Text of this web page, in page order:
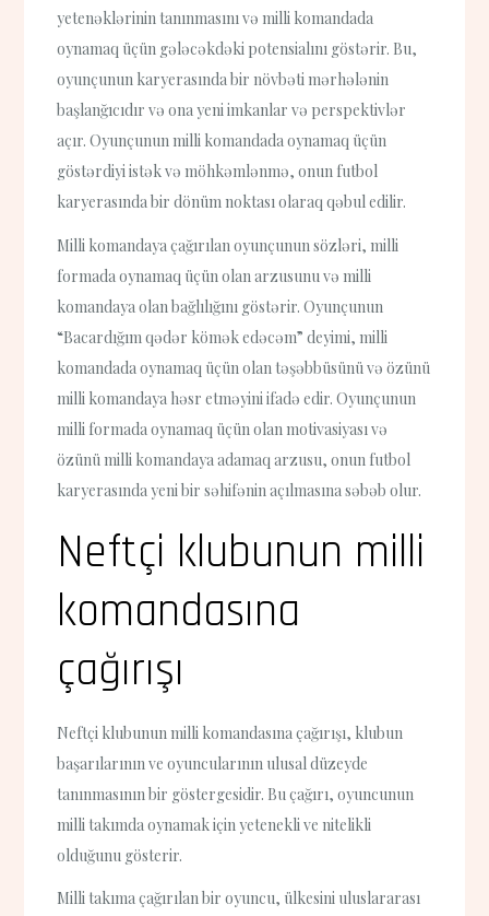
yetenəklərinin tanınmasını və milli komandada
oynamaq üçün gələcəkdəki potensialını göstərir. Bu,
oyunçunun karyerasında bir növbəti mərhələnin
başlanğıcıdır və ona yeni imkanlar və perspektivlər
açır. Oyunçunun milli komandada oynamaq üçün
göstərdiyi istək və möhkəmlənmə, onun futbol
karyerasında bir dönüm noktası olaraq qəbul edilir.
Milli komandaya çağırılan oyunçunun sözləri, milli
formada oynamaq üçün olan arzusunu və milli
komandaya olan bağlılığını göstərir. Oyunçunun
“Bacardığım qədər kömək edəcəm” deyimi, milli
komandada oynamaq üçün olan təşəbbüsünü və özünü
milli komandaya həsr etməyini ifadə edir. Oyunçunun
milli formada oynamaq üçün olan motivasiyası və
özünü milli komandaya adamaq arzusu, onun futbol
karyerasında yeni bir səhifənin açılmasına səbəb olur.
Neftçi klubunun milli
komandasına
çağırışı
Neftçi klubunun milli komandasına çağırışı, klubun
başarılarının ve oyuncularının ulusal düzeyde
tanınmasının bir göstergesidir. Bu çağırı, oyuncunun
milli takımda oynamak için yetenekli ve nitelikli
olduğunu gösterir.
Milli takıma çağırılan bir oyuncu, ülkesini uluslararası